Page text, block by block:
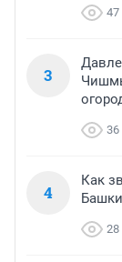
47
3
36
4
Как
28